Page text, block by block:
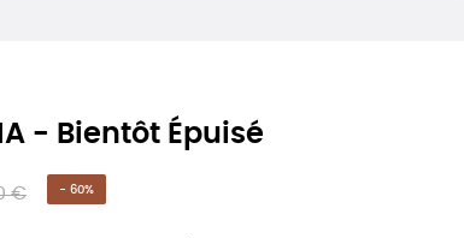
- Bientôt Épuisé
€ - 60%